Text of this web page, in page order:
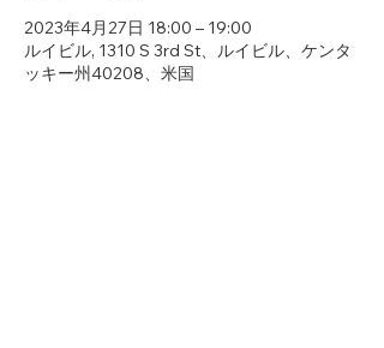
2023年4月27日 18:00 – 19:00
ルイビル, 1310 S 3rd St、ルイビル、ケンタ
ッキー州40208、米国